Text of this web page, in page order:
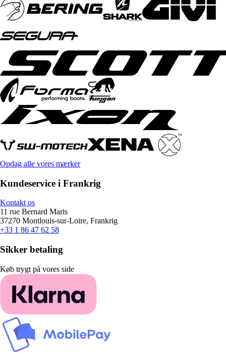
Opdag alle vores mærker
Kundeservice i Frankrig
Kontakt os
11 rue Bernard Maris
37270 Montlouis-sur-Loire, Frankrig
+33 1 86 47 62 58
Sikker betaling
Køb trygt på vores side